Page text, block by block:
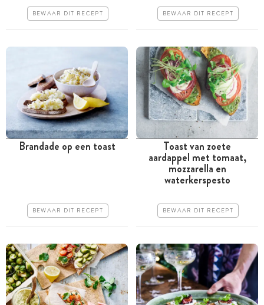
Erg makkelijk
BEWAAR DIT RECEPT Makkelijk
BEWAAR DIT RECEPT
Makkelijk
Brandade op een toast
BEWAAR DIT RECEPT
Minder dan 30 minuten
Iets duurder
Erg makkelijk
Toast van zoete
aardappel met tomaat,
mozzarella en
waterkerspesto
BEWAAR DIT RECEPT